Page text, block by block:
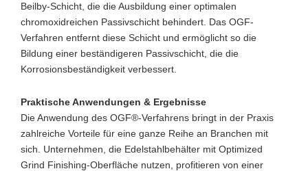
Beilby-Schicht, die die Ausbildung einer optimalen
chromoxidreichen Passivschicht behindert. Das OGF-
Verfahren entfernt diese Schicht und ermöglicht so die
Bildung einer beständigeren Passivschicht, die die
Korrosionsbeständigkeit verbessert.
Praktische Anwendungen & Ergebnisse
Die Anwendung des OGF®-Verfahrens bringt in der Praxis
zahlreiche Vorteile für eine ganze Reihe an Branchen mit
sich. Unternehmen, die Edelstahlbehälter mit Optimized
Grind Finishing-Oberfläche nutzen, profitieren von einer